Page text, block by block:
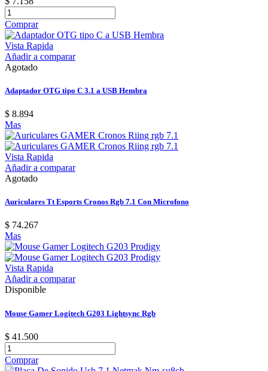
Comprar
Vista Rapida
Añadir a comparar
Agotado
Adaptador OTG tipo C 3.1 a USB Hembra
$ 8.894
Mas
Vista Rapida
Añadir a comparar
Agotado
Auriculares Tt Esports Cronos Rgb 7.1 Con Microfono
$ 74.267
Mas
Vista Rapida
Añadir a comparar
Disponible
Mouse Gamer Logitech G203 Lightsync Rgb
$ 41.500
Comprar